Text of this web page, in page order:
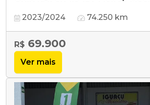
2023/2024 74.250 km
R$ 69.900
Ver mais